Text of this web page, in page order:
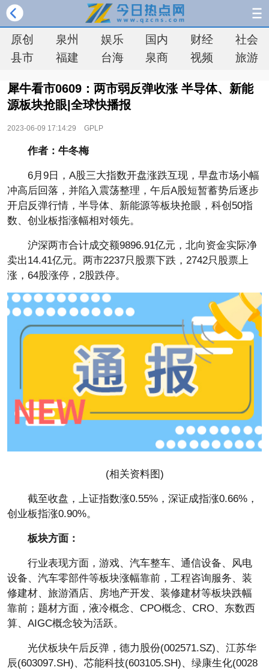
原创 泉州 娱乐 国内 财经
社会
县市
福建 台海 泉商 视频 旅游
犀牛看市0609：两市弱反弹收涨 半导体、新能
源板块抢眼|全球快播报
2023-06-09 17:14:29 GPLP
作者：牛冬梅
6月9日，A股三大指数开盘涨跌互现，早盘市场小幅
冲高后回落，并陷入震荡整理，午后A股短暂蓄势后逐步
开启反弹行情，半导体、新能源等板块抢眼，科创50指
数、创业板指涨幅相对领先。
沪深两市合计成交额9896.91亿元，北向资金实际净
卖出14.41亿元。两市2237只股票下跌，2742只股票上
涨，64股涨停，2股跌停。
(相关资料图)
截至收盘，上证指数涨0.55%，深证成指涨0.66%，
创业板指涨0.90%。
板块方面：
行业表现方面，游戏、汽车整车、通信设备、风电
设备、汽车零部件等板块涨幅靠前，工程咨询服务、装
修建材、旅游酒店、房地产开发、装修建材等板块跌幅
靠前；题材方面，液冷概念、CPO概念、CRO、东数西
算、AIGC概念较为活跃。
光伏板块午后反弹，德力股份(002571.SZ)、江苏华
辰(603097.SH)、芯能科技(603105.SH)、绿康生化(0028